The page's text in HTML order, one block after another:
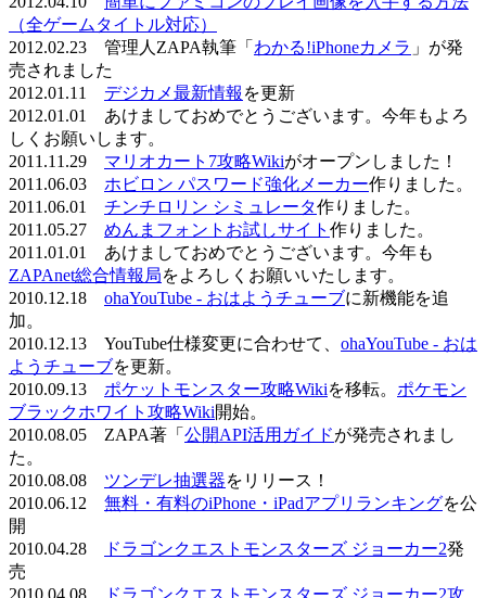
（全ゲームタイトル対応）
2012.02.23 管理人ZAPA執筆「 わかる!iPhoneカメラ 」が発
売されました
2012.01.11 デジカメ最新情報 を更新
2012.01.01 あけましておめでとうございます。今年もよろ
しくお願いします。
2011.11.29 マリオカート7攻略Wikiがオープンしました！
2011.06.03 ホビロン パスワード強化メーカー作りました。
2011.06.01 チンチロリン シミュレータ作りました。
2011.05.27 めんまフォントお試しサイト 作りました。
2011.01.01 あけましておめでとうございます。今年も
ZAPAnet総合情報局をよろしくお願いいたします。
2010.12.18 ohaYouTube - おはようチューブに新機能を追
加。
2010.12.13 YouTube仕様変更に合わせて、 ohaYouTube - おは
ようチューブを更新。
2010.09.13 ポケットモンスター攻略Wikiを移転。 ポケモン
ブラックホワイト攻略Wiki開始。
2010.08.05 ZAPA著「 公開API活用ガイドが発売されまし
た。
2010.08.08 ツンデレ抽選器をリリース！
2010.06.12 無料・有料のiPhone・iPadアプリランキングを公
開
2010.04.28
ドラゴンクエストモンスターズ ジョーカー2発
売
2010.04.08
ドラゴンクエストモンスターズ ジョーカー2攻